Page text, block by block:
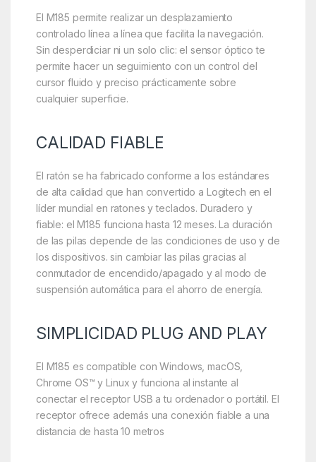
El M185 permite realizar un desplazamiento
controlado línea a línea que facilita la navegación.
Sin desperdiciar ni un solo clic: el sensor óptico te
permite hacer un seguimiento con un control del
cursor fluido y preciso prácticamente sobre
cualquier superficie.
CALIDAD FIABLE
El ratón se ha fabricado conforme a los estándares
de alta calidad que han convertido a Logitech en el
líder mundial en ratones y teclados. Duradero y
fiable: el M185 funciona hasta 12 meses. La duración
de las pilas depende de las condiciones de uso y de
los dispositivos. sin cambiar las pilas gracias al
conmutador de encendido/apagado y al modo de
suspensión automática para el ahorro de energía.
SIMPLICIDAD PLUG AND PLAY
El M185 es compatible con Windows, macOS,
Chrome OS™ y Linux y funciona al instante al
conectar el receptor USB a tu ordenador o portátil. El
receptor ofrece además una conexión fiable a una
distancia de hasta 10 metros